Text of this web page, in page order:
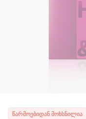
ᲬᲐᲠᲛᲝᲔᲑᲘᲓᲐᲜ ᲛᲝᲮᲡᲜᲘᲚᲘᲐ